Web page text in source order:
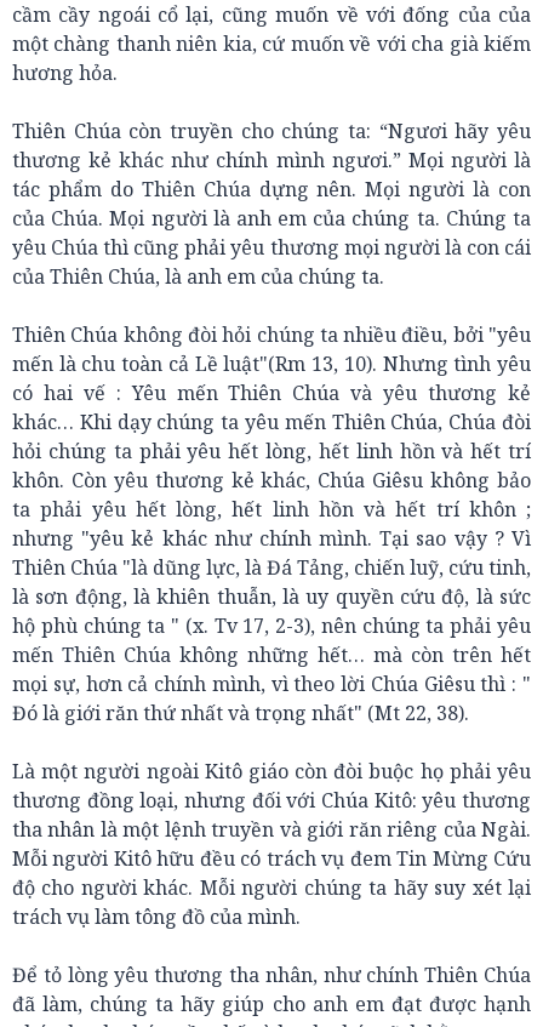
cầm cầy ngoái cổ lại, cũng muốn về với đống của của
một chàng thanh niên kia, cứ muốn về với cha già kiếm
hương hỏa.
Thiên Chúa còn truyền cho chúng ta: “Ngươi hãy yêu
thương kẻ khác như chính mình ngươi.” Mọi người là
tác phẩm do Thiên Chúa dựng nên. Mọi người là con
của Chúa. Mọi người là anh em của chúng ta. Chúng ta
yêu Chúa thì cũng phải yêu thương mọi người là con cái
của Thiên Chúa, là anh em của chúng ta.
Thiên Chúa không đòi hỏi chúng ta nhiều điều, bởi "yêu
mến là chu toàn cả Lề luật"(Rm 13, 10). Nhưng tình yêu
có hai vế : Yêu mến Thiên Chúa và yêu thương kẻ
khác… Khi dạy chúng ta yêu mến Thiên Chúa, Chúa đòi
hỏi chúng ta phải yêu hết lòng, hết linh hồn và hết trí
khôn. Còn yêu thương kẻ khác, Chúa Giêsu không bảo
ta phải yêu hết lòng, hết linh hồn và hết trí khôn ;
nhưng "yêu kẻ khác như chính mình. Tại sao vậy ? Vì
Thiên Chúa "là dũng lực, là Đá Tảng, chiến luỹ, cứu tinh,
là sơn động, là khiên thuẫn, là uy quyền cứu độ, là sức
hộ phù chúng ta " (x. Tv 17, 2-3), nên chúng ta phải yêu
mến Thiên Chúa không những hết… mà còn trên hết
mọi sự, hơn cả chính mình, vì theo lời Chúa Giêsu thì : "
Đó là giới răn thứ nhất và trọng nhất" (Mt 22, 38).
Là một người ngoài Kitô giáo còn đòi buộc họ phải yêu
thương đồng loại, nhưng đối với Chúa Kitô: yêu thương
tha nhân là một lệnh truyền và giới răn riêng của Ngài.
Mỗi người Kitô hữu đều có trách vụ đem Tin Mừng Cứu
độ cho người khác. Mỗi người chúng ta hãy suy xét lại
trách vụ làm tông đồ của mình.
Để tỏ lòng yêu thương tha nhân, như chính Thiên Chúa
đã làm, chúng ta hãy giúp cho anh em đạt được hạnh